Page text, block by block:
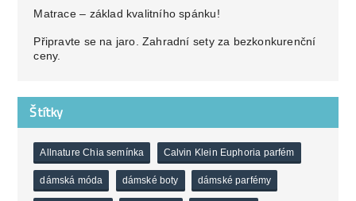
Matrace – základ kvalitního spánku!
Připravte se na jaro. Zahradní sety za bezkonkurenční
ceny.
Štítky
Allnature Chia semínka Calvin Klein Euphoria parfém
dámská móda dámské boty dámské parfémy